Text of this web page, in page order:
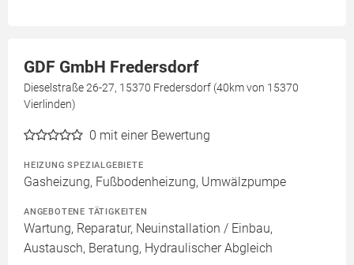
GDF GmbH Fredersdorf
Dieselstraße 26-27, 15370 Fredersdorf (40km von 15370
Vierlinden)
0 mit einer Bewertung
HEIZUNG SPEZIALGEBIETE
Gasheizung, Fußbodenheizung, Umwälzpumpe
ANGEBOTENE TÄTIGKEITEN
Wartung, Reparatur, Neuinstallation / Einbau,
Austausch, Beratung, Hydraulischer Abgleich